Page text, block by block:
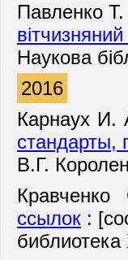
Павленко
Наукова
2016
Карнаух И.
стандарты,
В.Г.
ссылок :